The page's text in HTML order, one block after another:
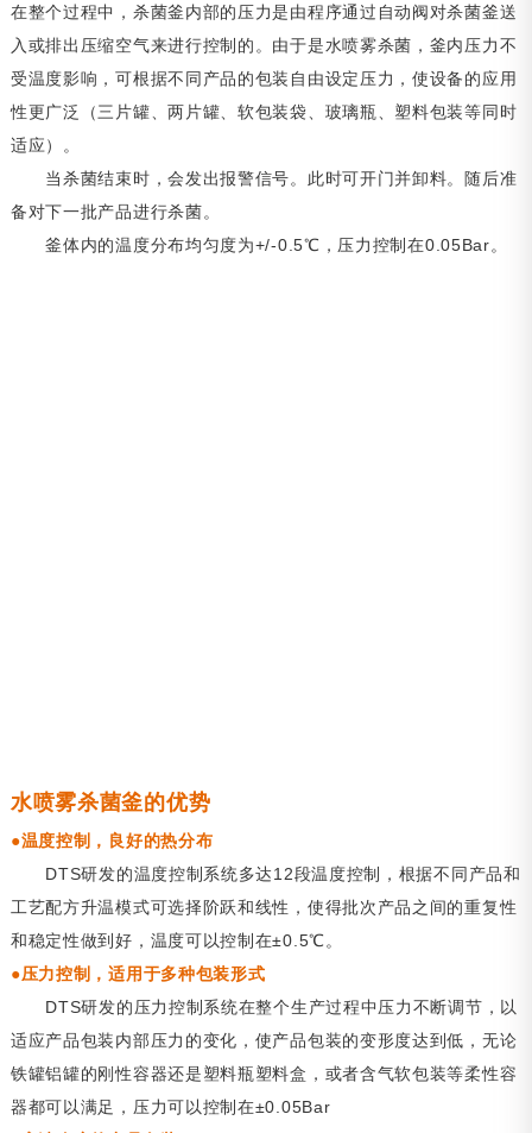
在整个过程中，杀菌釜内部的压力是由程序通过自动阀对杀菌釜送
入或排出压缩空气来进行控制的。由于是水喷雾杀菌，釜内压力不
受温度影响，可根据不同产品的包装自由设定压力，使设备的应用
性更广泛（三片罐、两片罐、软包装袋、玻璃瓶、塑料包装等同时
适应）。
当杀菌结束时，会发出报警信号。此时可开门并卸料。随后准
备对下一批产品进行杀菌。
釜体内的温度分布均匀度为+/-0.5℃，压力控制在0.05Bar。
水喷雾杀菌釜的优势
●温度控制，良好的热分布
DTS研发的温度控制系统多达12段温度控制，根据不同产品和
工艺配方升温模式可选择阶跃和线性，使得批次产品之间的重复性
和稳定性做到好，温度可以控制在±0.5℃。
●压力控制，适用于多种包装形式
DTS研发的压力控制系统在整个生产过程中压力不断调节，以
适应产品包装内部压力的变化，使产品包装的变形度达到低，无论
铁罐铝罐的刚性容器还是塑料瓶塑料盒，或者含气软包装等柔性容
器都可以满足，压力可以控制在±0.05Bar